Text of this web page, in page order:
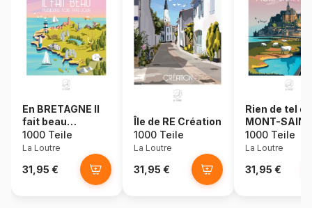
En BRETAGNE Il
fait beau
plusieurs fois par
Jour
1000 Teile
La Loutre
31,95 €
Île de RE Création
1000 Teile
La Loutre
31,95 €
Rien de tel
MONT-
MICHEL
1000 Teile
La Loutre
31,95 €